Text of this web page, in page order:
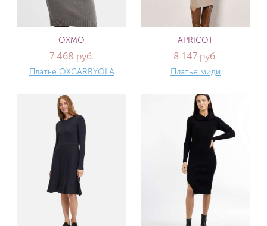
OXMO
7 468 руб.
Платье OXCARRYOLA
APRICOT
8 147 руб.
Платье миди